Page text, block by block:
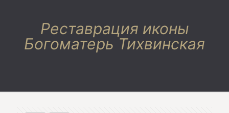
Реставрация иконы
Богоматерь Тихвинская